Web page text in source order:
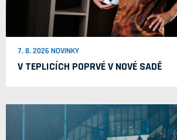
7. 8. 2026 NOVINKY
V TEPLICÍCH POPRVÉ V NOVÉ SADĚ